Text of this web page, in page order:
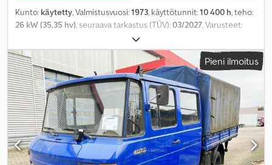
Kunto: käytetty, Valmistusvuosi:1973, käyttötunnit:10 400 h, teho:
26 kW (35,35 hv), seuraava tarkastus (TÜV):03/2027, Varusteet:
Pieni ilmoitus